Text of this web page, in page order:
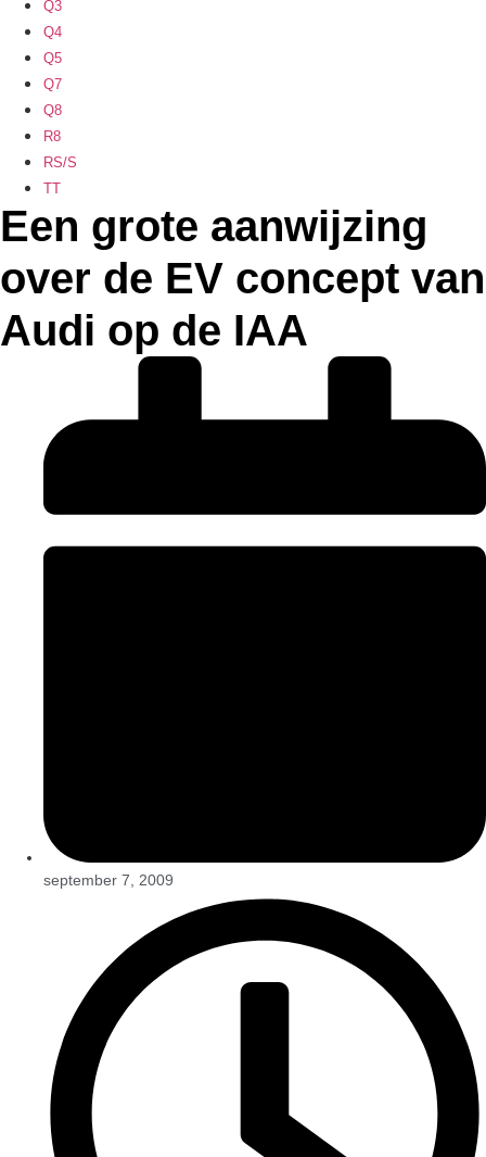
Q3
Q4
Q5
Q7
Q8
R8
RS/S
TT
Een grote aanwijzing
over de EV concept van
Audi op de IAA
september 7, 2009